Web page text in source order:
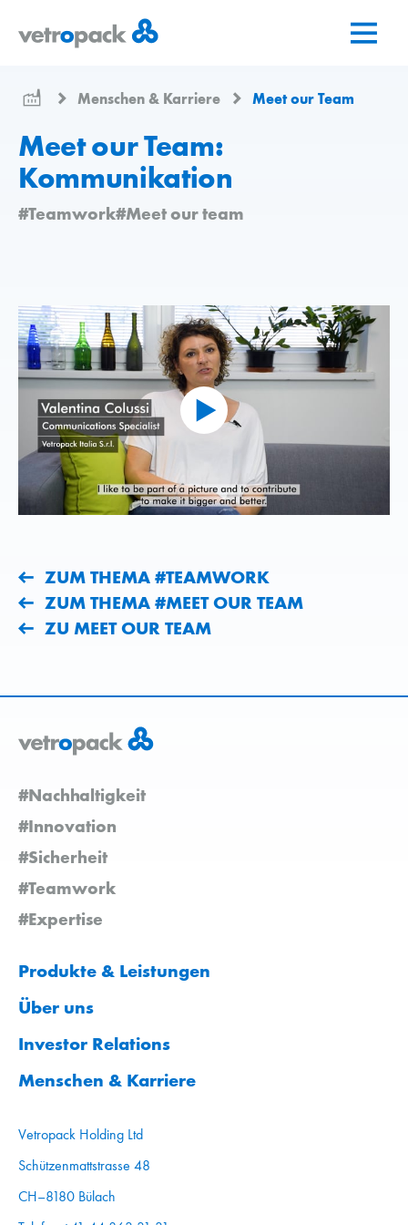
Startseite
Inhalt
Kontakt
Menschen & Karriere Meet our Team
Meet our Team:
Kommunikation
#Teamwork#Meet our team
ZUM THEMA #TEAMWORK
ZUM THEMA #MEET OUR TEAM
ZU MEET OUR TEAM
#Nachhaltigkeit
#Innovation
#Sicherheit
#Teamwork
#Expertise
Produkte & Leistungen
Über uns
Investor Relations
Menschen & Karriere
Vetropack Holding Ltd
Schützenmattstrasse 48
CH–8180 Bülach